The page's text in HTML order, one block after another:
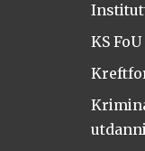
KS FoU